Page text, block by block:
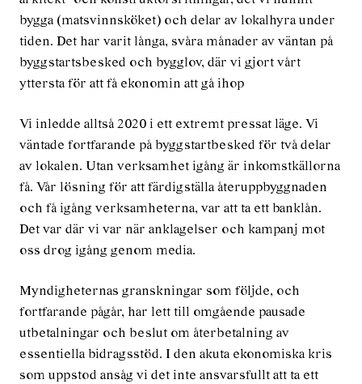
bygga (matsvinnsköket) och delar av lokalhyra under
tiden. Det har varit långa, svåra månader av väntan på
byggstartsbesked och bygglov, där vi gjort vårt
yttersta för att få ekonomin att gå ihop
Vi inledde alltså 2020 i ett extremt pressat läge. Vi
väntade fortfarande på byggstartbesked för två delar
av lokalen. Utan verksamhet igång är inkomstkällorna
få. Vår lösning för att färdigställa återuppbyggnaden
och få igång verksamheterna, var att ta ett banklån.
Det var där vi var när anklagelser och kampanj mot
oss drog igång genom media.
Myndigheternas granskningar som följde, och
fortfarande pågår, har lett till omgående pausade
utbetalningar och beslut om återbetalning av
essentiella bidragsstöd. I den akuta ekonomiska kris
som uppstod ansåg vi det inte ansvarsfullt att ta ett